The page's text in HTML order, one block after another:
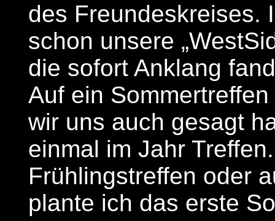
des Freundeskreises.
schon unsere
die sofort Anklang
Auf ein
wir uns auch gesagt
einmal im Jahr
Frühlingstreffen oder
plante ich das erste